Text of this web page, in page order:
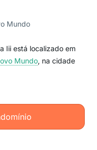
Mundo
Iii está localizado em
Mundo, na cidade